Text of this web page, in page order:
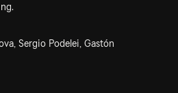
Sergio Podelei, Gastón